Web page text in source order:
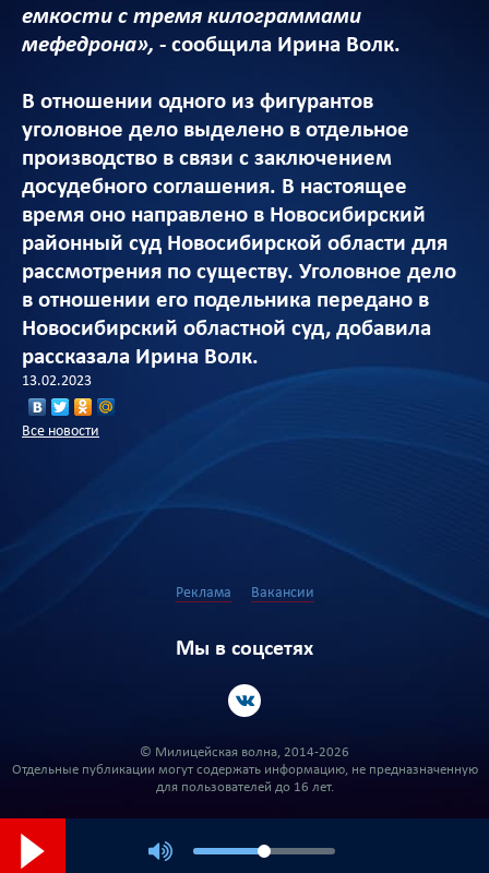
емкости с тремя килограммами
мефедрона», - сообщила Ирина Волк.
В отношении одного из фигурантов
уголовное дело выделено в отдельное
производство в связи с заключением
досудебного соглашения. В настоящее
время оно направлено в Новосибирский
районный суд Новосибирской области для
рассмотрения по существу. Уголовное дело
в отношении его подельника передано в
Новосибирский областной суд, добавила
рассказала Ирина Волк.
13.02.2023
Все новости
Реклама Вакансии
Мы в соцсетях
© Милицейская волна, 2014-2026
Отдельные публикации могут содержать информацию, не предназначенную
для пользователей до 16 лет.